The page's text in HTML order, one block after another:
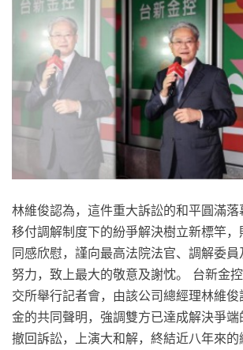
林維俊認為，這件重大訴訟的和平圓滿
移付調解制度下的紛爭解決樹立新標竿
同感欣慰，謹向最高法院法官、調解委
努力，致上最大的敬意及謝忱。 台新金
交所舉行記者會，由該公司總經理林維
金的共同聲明，強調雙方已達成解決爭
撤回訴訟，上演大和解，終結近八年來的